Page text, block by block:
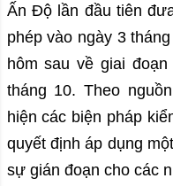
Ấn Độ lần đầu tiên
phép vào ngày 3
hôm sau về giai
tháng 10. Theo
hiện các biện pháp
quyết định áp dụng
sự gián đoạn cho các